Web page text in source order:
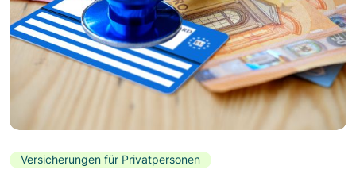
Versicherungen für Privatpersonen